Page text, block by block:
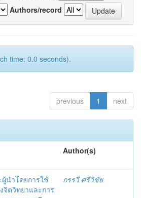
Authors/record
time: 0.0 seconds).
previous 1 next
Author(s)
นำโดยการใช้
จิตวิทยาและการ
กรรวี ศรีวิชัย